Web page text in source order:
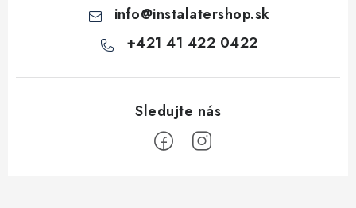
info@instalatershop.sk
+421 41 422 0422